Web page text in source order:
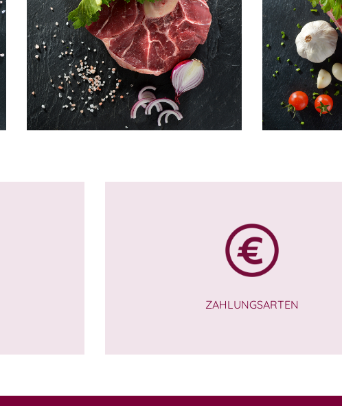
WISSEN wo`s herkommt!
10,00€
WISSEN
12,00€
ZAHLUNGSARTEN